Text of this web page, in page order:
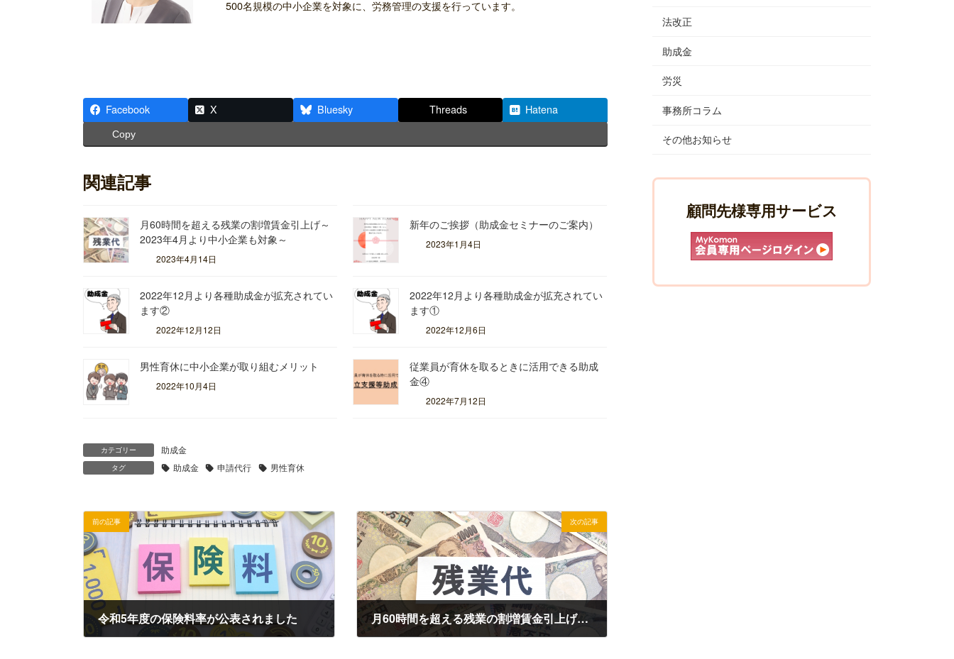
500名規模の中小企業を対象に、労務管理の支援を行っています。
ク ク ク
Facebook X Bluesky Threads Hatena
Copy
関連記事
月60時間を超える残業の割増賃金引上げ～
2023年4月より中小企業も対象～
2023年4月14日
新年のご挨拶（助成金セミナーのご案内）
2023年1月4日
2022年12月より各種助成金が拡充されてい
ます②
2022年12月12日
2022年12月より各種助成金が拡充されてい
ます①
2022年12月6日
男性育休に中小企業が取り組むメリット
2022年10月4日
従業員が育休を取るときに活用できる助成
金④
2022年7月12日
カテゴリー 助成金
タグ 助成金 申請代行 男性育休
前の記事
令和5年度の保険料率が公表されました
次の記事
月60時間を超える残業の割増賃金引上げ～2023年4月より中小企業も対象～
法改正
助成金
労災
事務所コラム
その他お知らせ
顧問先様専用サービス